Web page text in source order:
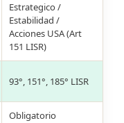
Estrategico /
Estabilidad /
Acciones USA (Art
151 LISR)
93°, 151°, 185° LISR
Obligatorio